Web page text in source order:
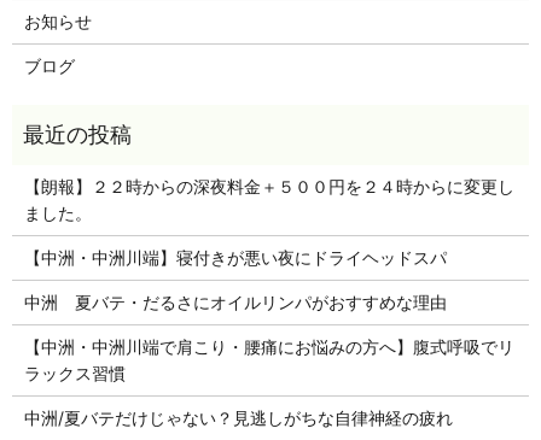
お知らせ
ブログ
【朗報】２２時からの深夜料金＋５００円を２４時からに変更し
ました。
【中洲・中洲川端】寝付きが悪い夜にドライヘッドスパ
中洲 夏バテ・だるさにオイルリンパがおすすめな理由
【中洲・中洲川端で肩こり・腰痛にお悩みの方へ】腹式呼吸でリ
ラックス習慣
中洲/夏バテだけじゃない？見逃しがちな自律神経の疲れ